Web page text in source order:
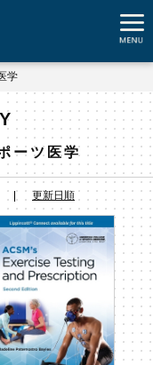
学
ーツ医学
更新日順